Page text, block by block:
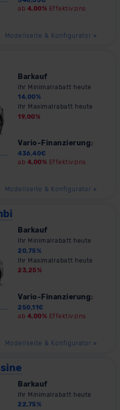
ab 4,00% Effektivzins
Modellseite & Konfigurator »
Barkauf
Ihr Minimalrabatt heute
14,00%
Ihr Maximalrabatt heute
19,00%
Vario-Finanzierung2
436,40€
ab 4,00% Effektivzins
Modellseite & Konfigurator »
Barkauf
Ihr Minimalrabatt heute
20,75%
Ihr Maximalrabatt heute
23,25%
Vario-Finanzierung 2
250,11€
ab 4,00% Effektivzins
Modellseite & Konfigurator »
Barkauf
Ihr Minimalrabatt heute
22,75%